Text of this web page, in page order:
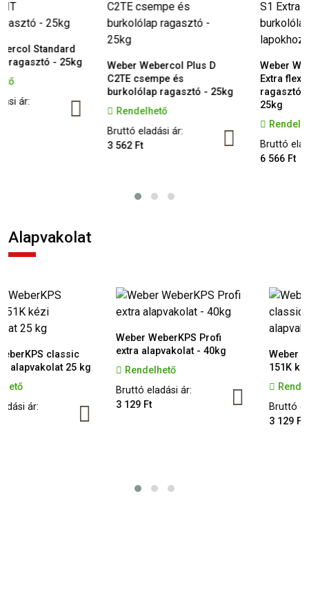
- 25kg
Weber Webercol Plus D
C2TE csempe és
burkolólap ragasztó - 25kg
Rendelhető
Bruttó eladási ár:
Weber Webercol
Extra flexibilis
ragasztó XL
Rendelhető
Bruttó eladási ár:
Alapvakolat
25 kg
Weber WeberKPS Profi
extra alapvakolat - 40kg
Rendelhető
Bruttó eladási ár:
3 129 Ft
Weber WeberKPS
151K kézi
Rendelhető
Bruttó eladási ár: